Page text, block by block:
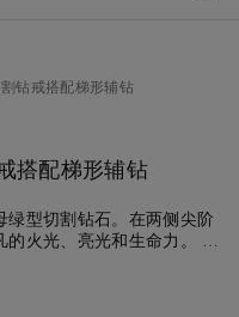
钻戒搭配梯形辅钻
搭配梯形辅钻
绿型切割钻石。在两侧尖阶
火光、亮光和生命力。 三
工镶嵌，彰显品牌传承